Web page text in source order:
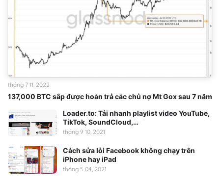
137,000 BTC sắp được hoàn trả các chủ nợ Mt Gox sau 7 năm
tháng 7 11, 2022
Loader.to: Tải nhanh playlist video YouTube,
TikTok, SoundCloud,…
tháng 9 10, 2021
Cách sửa lỗi Facebook không chạy trên
iPhone hay iPad
tháng 5 04, 2021